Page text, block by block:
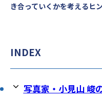
き合っていくかを考えるヒ
INDEX
写真家・小見山 峻